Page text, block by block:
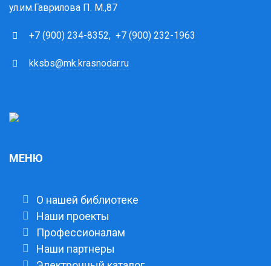
ул.им.Гаврилова П. М.,87
+7 (900) 234-8352, +7 (900) 232-1963
kksbs@mk.krasnodar.ru
МЕНЮ
О нашей библиотеке
Наши проекты
Профессионалам
Наши партнеры